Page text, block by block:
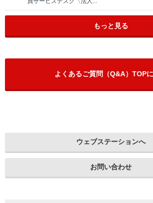
もっと見る
よくあるご質問（Q&A）TOP
ウェブステーションへ
お問い合わせ